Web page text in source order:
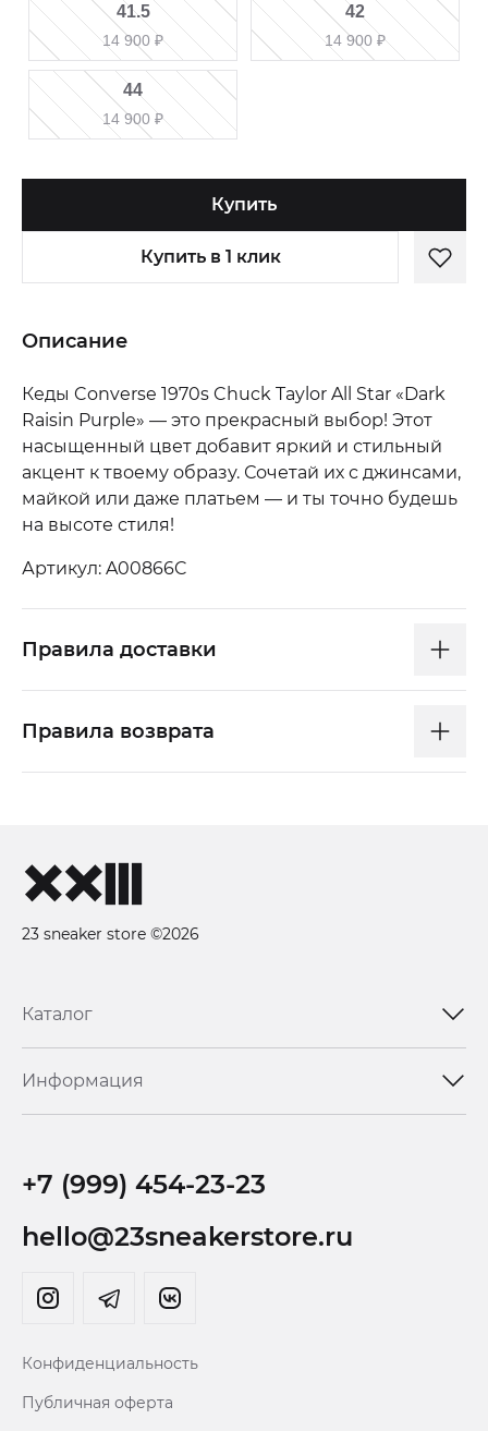
41.5
14 900 ₽
42
14 900 ₽
44
14 900 ₽
Купить
Купить в 1 клик
Описание
Кеды Converse 1970s Chuck Taylor All Star «Dark
Raisin Purple» — это прекрасный выбор! Этот
насыщенный цвет добавит яркий и стильный
акцент к твоему образу. Сочетай их с джинсами,
майкой или даже платьем — и ты точно будешь
на высоте стиля!
Артикул: A00866C
Правила доставки
Правила возврата
23 sneaker store ©2026
Каталог
Информация
+7 (999) 454-23-23
hello@23sneakerstore.ru
Конфиденциальность
Публичная оферта